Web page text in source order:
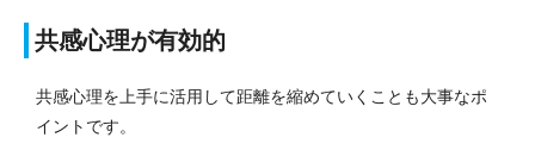
共感心理が有効的
共感心理を上手に活用して距離を縮めていくことも大事なポ
イントです。